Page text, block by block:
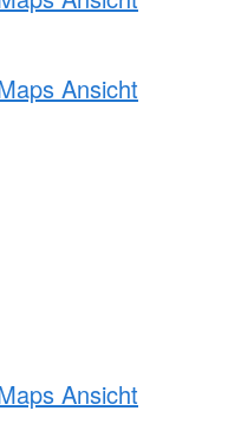
Ansicht
Ansicht